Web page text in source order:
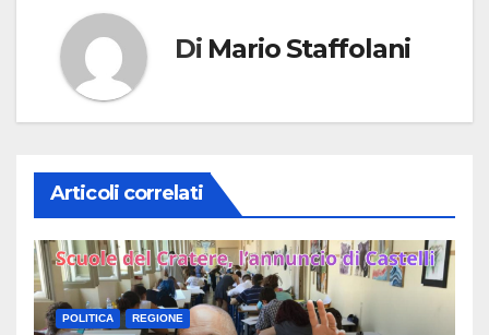
Di Mario Staffolani
Articoli correlati
POLITICA REGIONE